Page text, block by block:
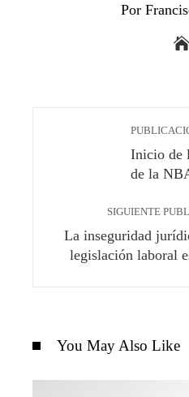
Por
Inicio de
de la
SIGUIENTE
La inseguridad
legislación laboral
You May Also Like